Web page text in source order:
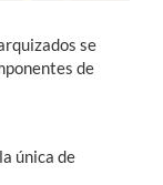
se
de
única de